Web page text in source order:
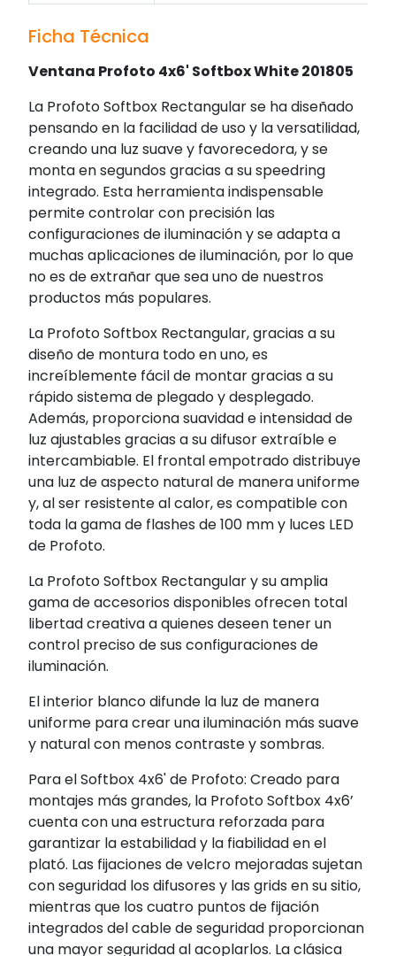
Ficha Técnica
Ventana Profoto 4x6' Softbox White 201805
La Profoto Softbox Rectangular se ha diseñado
pensando en la facilidad de uso y la versatilidad,
creando una luz suave y favorecedora, y se
monta en segundos gracias a su speedring
integrado. Esta herramienta indispensable
permite controlar con precisión las
configuraciones de iluminación y se adapta a
muchas aplicaciones de iluminación, por lo que
no es de extrañar que sea uno de nuestros
productos más populares.
La Profoto Softbox Rectangular, gracias a su
diseño de montura todo en uno, es
increíblemente fácil de montar gracias a su
rápido sistema de plegado y desplegado.
Además, proporciona suavidad e intensidad de
luz ajustables gracias a su difusor extraíble e
intercambiable. El frontal empotrado distribuye
una luz de aspecto natural de manera uniforme
y, al ser resistente al calor, es compatible con
toda la gama de flashes de 100 mm y luces LED
de Profoto.
La Profoto Softbox Rectangular y su amplia
gama de accesorios disponibles ofrecen total
libertad creativa a quienes deseen tener un
control preciso de sus configuraciones de
iluminación.
El interior blanco difunde la luz de manera
uniforme para crear una iluminación más suave
y natural con menos contraste y sombras.
Para el Softbox 4x6' de Profoto: Creado para
montajes más grandes, la Profoto Softbox 4x6’
cuenta con una estructura reforzada para
garantizar la estabilidad y la fiabilidad en el
plató. Las fijaciones de velcro mejoradas sujetan
con seguridad los difusores y las grids en su sitio,
mientras que los cuatro puntos de fijación
integrados del cable de seguridad proporcionan
una mayor seguridad al acoplarlos. La clásica